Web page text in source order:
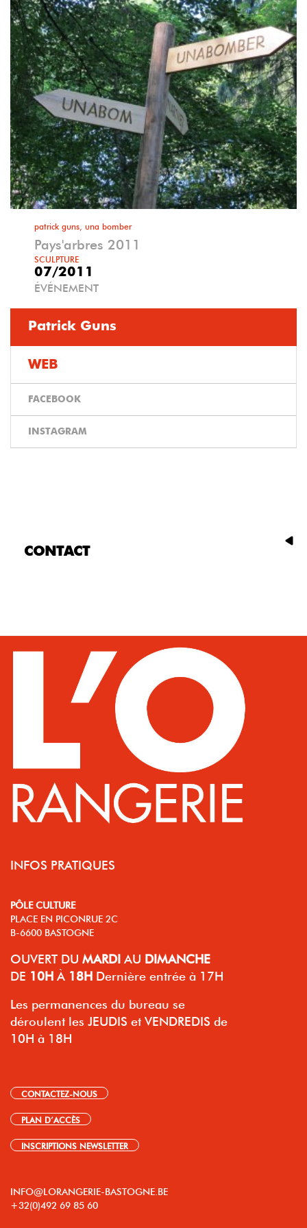
patrick guns, una bomber
Pays'arbres 2011
SCULPTURE
07/2011
ÉVÉNEMENT
Patrick Guns
WEB
FACEBOOK
INSTAGRAM
CONTACT
INFOS PRATIQUES
PÔLE CULTURE
PLACE EN PICONRUE 2C
B-6600 BASTOGNE
OUVERT DU MARDI AU DIMANCHE
DE 10H À 18H Dernière entrée à 17H
Les permanences du bureau se
déroulent les JEUDIS et VENDREDIS de
10H à 18H
CONTACTEZ-NOUS
PLAN D’ACCÈS
INSCRIPTIONS NEWSLETTER
INFO@LORANGERIE-BASTOGNE.BE
+32(0)492 69 85 60